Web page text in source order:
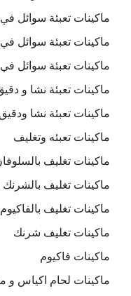
ماكينات تعبئة سوائل في
ماكينات تعبئة سوائل
ماكينات تعبئة سوائل
ماكينات تعبئة نشا و
ماكينات تعبئة نشا
ماكينات تعبئه وتغليف
ماكينات تغليف
ماكينات تغليف بالشرنك
ماكينات تغليف بالفاكيوم
ماكينات تغليف شرنك
ماكينات فاكيوم
ماكينات لحام اكياس و